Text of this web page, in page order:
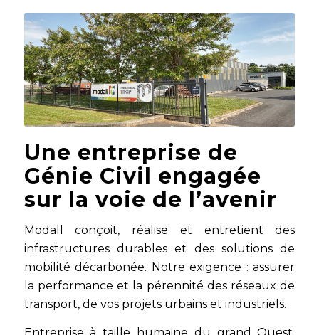
Une entreprise de
Génie Civil engagée
sur la voie de l’avenir
Modall conçoit, réalise et entretient des
infrastructures durables et des solutions de
mobilité décarbonée. Notre exigence : assurer
la performance et la pérennité des réseaux de
transport, de vos projets urbains et industriels.
Entreprise à taille humaine du grand Ouest,